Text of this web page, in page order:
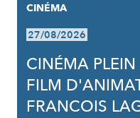
CINÉMA
27/08/2026
CINÉMA
FILM
FRANCOIS